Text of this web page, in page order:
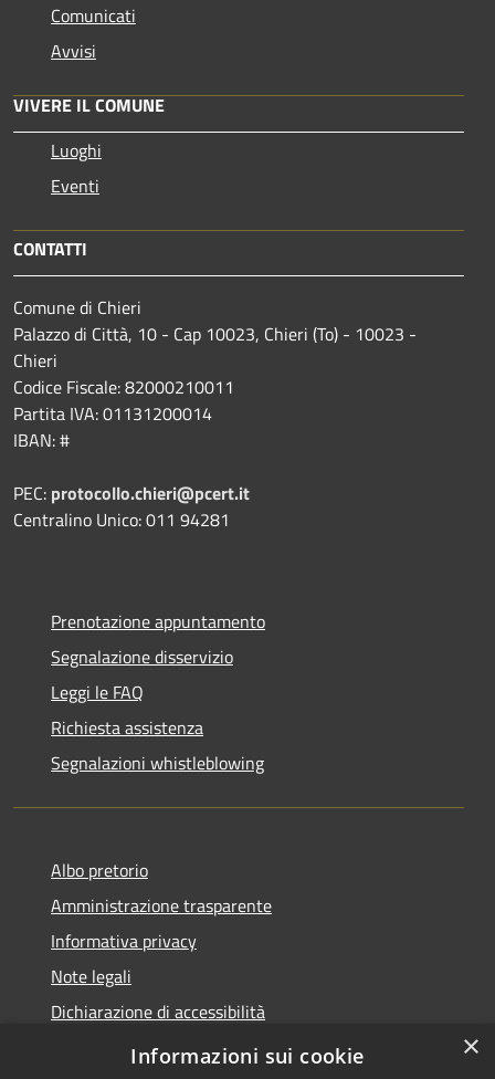
Comunicati
Avvisi
VIVERE IL COMUNE
Luoghi
Eventi
CONTATTI
Comune di Chieri
Palazzo di Città, 10 - Cap 10023, Chieri (To) - 10023 -
Chieri
Codice Fiscale: 82000210011
Partita IVA: 01131200014
IBAN: #
PEC: protocollo.chieri@pcert.it
Centralino Unico: 011 94281
Prenotazione appuntamento
Segnalazione disservizio
Leggi le FAQ
Richiesta assistenza
Segnalazioni whistleblowing
Albo pretorio
Amministrazione trasparente
Informativa privacy
Note legali
Dichiarazione di accessibilità
Meccanismo di Feedback
×
Informazioni sui cookie